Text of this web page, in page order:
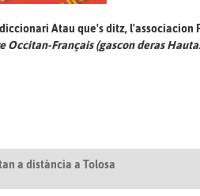
Atau que's ditz,
Occitan-Français (gascon deras
a distància a Tolosa